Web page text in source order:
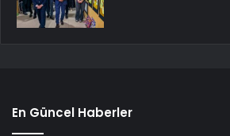
En Güncel Haberler